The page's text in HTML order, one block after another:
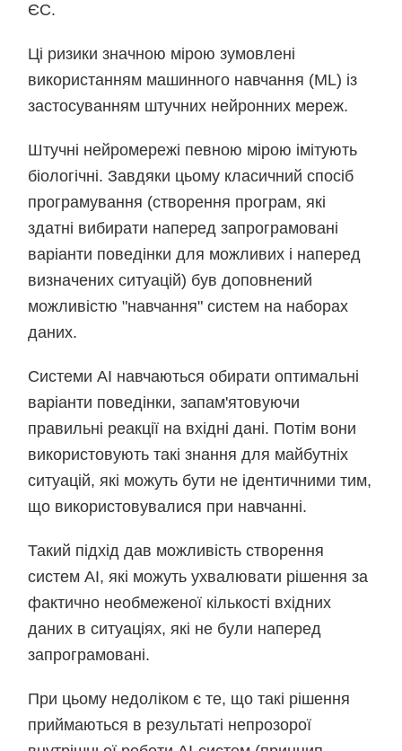
ЄС.
Ці ризики значною мірою зумовлені
використанням машинного навчання (ML) із
застосуванням штучних нейронних мереж.
Штучні нейромережі певною мірою імітують
біологічні. Завдяки цьому класичний спосіб
програмування (створення програм, які
здатні вибирати наперед запрограмовані
варіанти поведінки для можливих і наперед
визначених ситуацій) був доповнений
можливістю "навчання" систем на наборах
даних.
Системи АІ навчаються обирати оптимальні
варіанти поведінки, запам'ятовуючи
правильні реакції на вхідні дані. Потім вони
використовують такі знання для майбутніх
ситуацій, які можуть бути не ідентичними тим,
що використовувалися при навчанні.
Такий підхід дав можливість створення
систем АІ, які можуть ухвалювати рішення за
фактично необмеженої кількості вхідних
даних в ситуаціях, які не були наперед
запрограмовані.
При цьому недоліком є те, що такі рішення
приймаються в результаті непрозорої